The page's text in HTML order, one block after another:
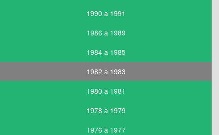
1990 a 1991
1986 a 1989
1984 a 1985
1982 a 1983
1980 a 1981
1978 a 1979
1976 a 1977